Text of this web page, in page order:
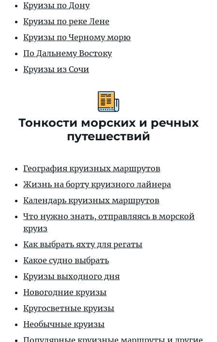
Круизы по Дону
Круизы по реке Лене
Круизы по Черному морю
По Дальнему Востоку
Круизы из Сочи
Тонкости морских и речных
путешествий
География круизных маршрутов
Жизнь на борту круизного лайнера
Календарь круизных маршрутов
Что нужно знать, отправляясь в морской
круиз
Как выбрать яхту для регаты
Какое судно выбрать
Круизы выходного дня
Новогодние круизы
Кругосветные круизы
Необычные круизы
Популярные круизные маршруты и другие